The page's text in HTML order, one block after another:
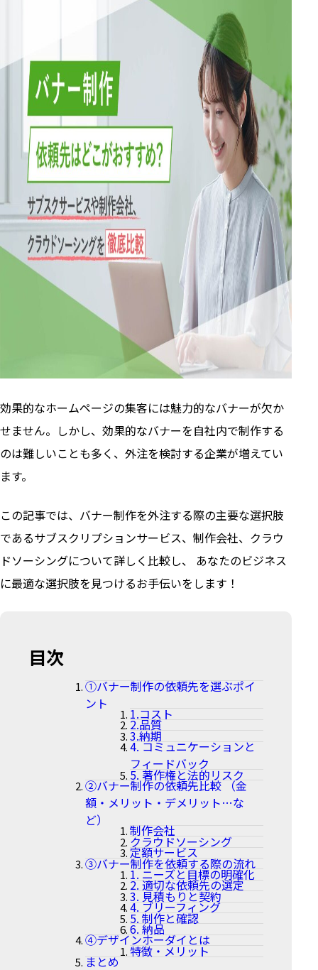
効果的なホームページの集客には魅力的なバナーが欠か
せません。しかし、効果的なバナーを自社内で制作する
のは難しいことも多く、外注を検討する企業が増えてい
ます。
この記事では、バナー制作を外注する際の主要な選択肢
であるサブスクリプションサービス、制作会社、クラウ
ドソーシングについて詳しく比較し、 あなたのビジネス
に最適な選択肢を見つけるお手伝いをします！
目次
①バナー制作の依頼先を選ぶポイ
ント
1.コスト
2.品質
3.納期
4. コミュニケーションと
フィードバック
5. 著作権と法的リスク
②バナー制作の依頼先比較 （金
額・メリット・デメリット…な
ど）
制作会社
クラウドソーシング
定額サービス
③バナー制作を依頼する際の流れ
1. ニーズと目標の明確化
2. 適切な依頼先の選定
3. 見積もりと契約
4. ブリーフィング
5. 制作と確認
6. 納品
④デザインホーダイとは
特徴・メリット
まとめ